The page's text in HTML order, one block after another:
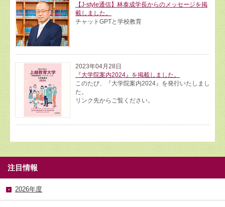
【J-style通信】林泰成学長からのメッセージを掲
載しました。
チャットGPTと学校教育
2023年04月28日
『大学院案内2024』を掲載しました。
このたび、『大学院案内2024』を発行いたしまし
た。
リンク先からご覧ください。
注目情報
2026年度